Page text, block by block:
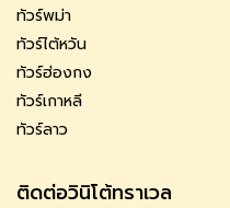
ทัวร์พม่า
ทัวร์ไต้หวัน
ทัวร์ฮ่องกง
ทัวร์เกาหลี
ทัวร์ลาว
ติดต่อวินิโต้ทราเวล